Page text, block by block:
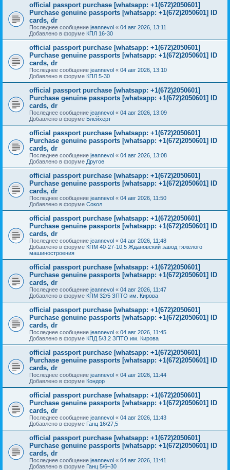
official passport purchase [whatsapp: +1(672)2050601]
Purchase genuine passports [whatsapp: +1(672)2050601] ID
cards, dr
Последнее сообщение jeannevol « 04 авг 2026, 13:11
Добавлено в форуме КПЛ 16-30
official passport purchase [whatsapp: +1(672)2050601]
Purchase genuine passports [whatsapp: +1(672)2050601] ID
cards, dr
Последнее сообщение jeannevol « 04 авг 2026, 13:10
Добавлено в форуме КПЛ 5-30
official passport purchase [whatsapp: +1(672)2050601]
Purchase genuine passports [whatsapp: +1(672)2050601] ID
cards, dr
Последнее сообщение jeannevol « 04 авг 2026, 13:09
Добавлено в форуме Блейхерт
official passport purchase [whatsapp: +1(672)2050601]
Purchase genuine passports [whatsapp: +1(672)2050601] ID
cards, dr
Последнее сообщение jeannevol « 04 авг 2026, 13:08
Добавлено в форуме Другое
official passport purchase [whatsapp: +1(672)2050601]
Purchase genuine passports [whatsapp: +1(672)2050601] ID
cards, dr
Последнее сообщение jeannevol « 04 авг 2026, 11:50
Добавлено в форуме Сокол
official passport purchase [whatsapp: +1(672)2050601]
Purchase genuine passports [whatsapp: +1(672)2050601] ID
cards, dr
Последнее сообщение jeannevol « 04 авг 2026, 11:48
Добавлено в форуме КПМ 40-27-10,5 Ждановский завод тяжелого
машиностроения
official passport purchase [whatsapp: +1(672)2050601]
Purchase genuine passports [whatsapp: +1(672)2050601] ID
cards, dr
Последнее сообщение jeannevol « 04 авг 2026, 11:47
Добавлено в форуме КПМ 32/5 ЗПТО им. Кирова
official passport purchase [whatsapp: +1(672)2050601]
Purchase genuine passports [whatsapp: +1(672)2050601] ID
cards, dr
Последнее сообщение jeannevol « 04 авг 2026, 11:45
Добавлено в форуме КПД 5/3,2 ЗПТО им. Кирова
official passport purchase [whatsapp: +1(672)2050601]
Purchase genuine passports [whatsapp: +1(672)2050601] ID
cards, dr
Последнее сообщение jeannevol « 04 авг 2026, 11:44
Добавлено в форуме Кондор
official passport purchase [whatsapp: +1(672)2050601]
Purchase genuine passports [whatsapp: +1(672)2050601] ID
cards, dr
Последнее сообщение jeannevol « 04 авг 2026, 11:43
Добавлено в форуме Ганц 16/27,5
official passport purchase [whatsapp: +1(672)2050601]
Purchase genuine passports [whatsapp: +1(672)2050601] ID
cards, dr
Последнее сообщение jeannevol « 04 авг 2026, 11:41
Добавлено в форуме Ганц 5/6–30